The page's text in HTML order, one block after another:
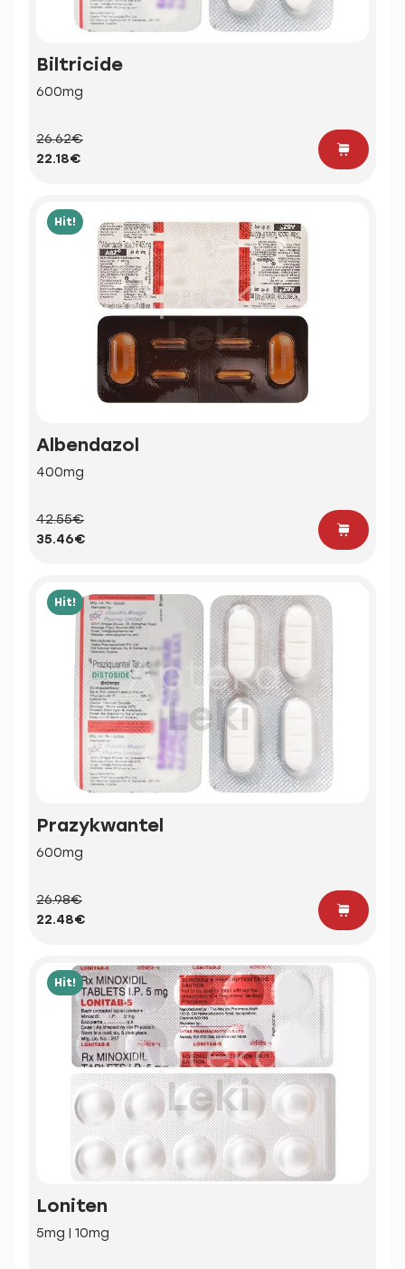
Biltricide
600mg
26.62€
22.18€
Hit!
Albendazol
400mg
42.55€
35.46€
Hit!
Prazykwantel
600mg
26.98€
22.48€
Hit!
Loniten
5mg | 10mg